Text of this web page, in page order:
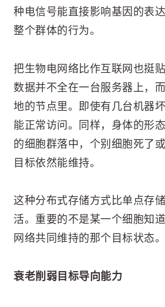
种电信号能直接影响基因的表
整个群体的行为。
把生物电网络比作互联网也挺
数据并不全在一台服务器上，
地的节点里。即使有几台机器
能正常访问。同样，身体的形
的细胞群落中，个别细胞死了
目标依然能维持。
这种分布式存储方式比单点存
活。重要的不是某一个细胞知
网络共同维持的那个目标状态。
衰老削弱目标导向能力